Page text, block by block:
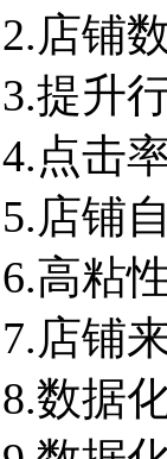
2.店铺
3.提升
4.点击
5.店铺
6.高粘
7.店铺
8.数据